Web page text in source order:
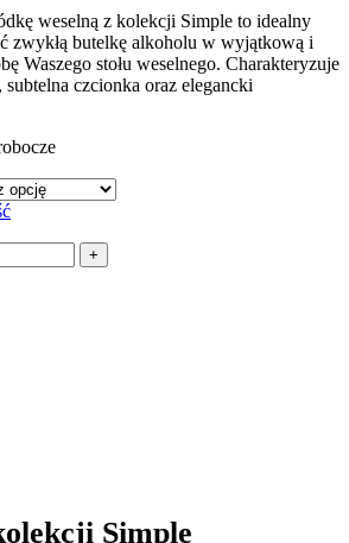
weselną z kolekcji Simple to idealny
zwykłą butelkę alkoholu w wyjątkową i
Waszego stołu weselnego. Charakteryzuje
czcionka oraz elegancki
Simple